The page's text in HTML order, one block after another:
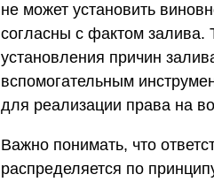
не может установить
согласны с фактом залива.
установления причин
вспомогательным
для реализации права на
Важно понимать, что
распределяется по